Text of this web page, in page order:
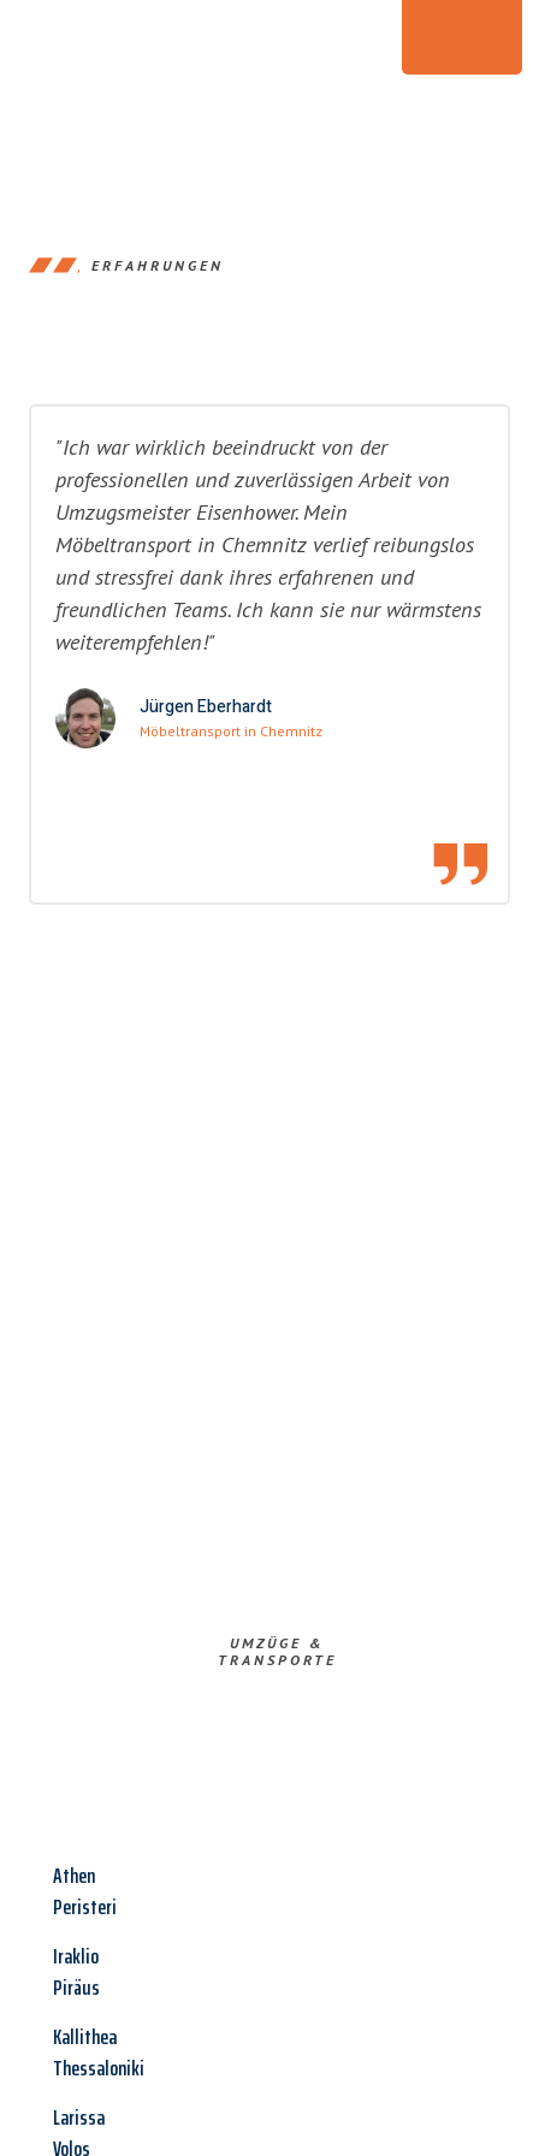
ERFAHRUNGEN
"Ich war wirklich beeindruckt von der
professionellen und zuverlässigen Arbeit von
Umzugsmeister Eisenhower. Mein
Möbeltransport in Chemnitz verlief reibungslos
und stressfrei dank ihres erfahrenen und
freundlichen Teams. Ich kann sie nur wärmstens
weiterempfehlen!"
Jürgen Eberhardt
Möbeltransport in Chemnitz
UMZÜGE &
TRANSPORTE
Athen
Peristeri
Iraklio
Piräus
Kallithea
Thessaloniki
Larissa
Volos